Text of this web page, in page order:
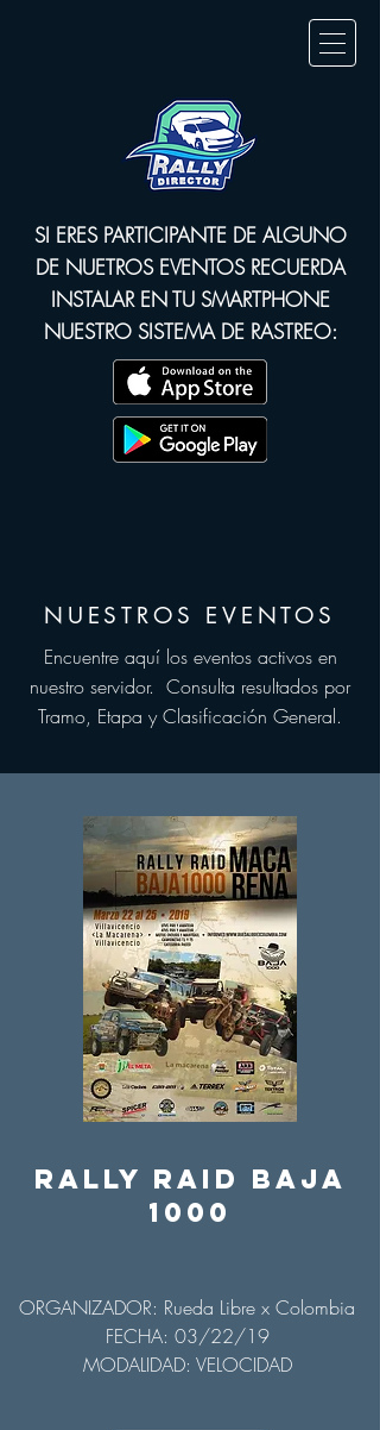
SI ERES PARTICIPANTE DE ALGUNO
DE NUETROS EVENTOS RECUERDA
INSTALAR EN TU SMARTPHONE
NUESTRO SISTEMA DE RASTREO:
NUESTROS EVENTOS
Encuentre aquí los eventos activos en
nuestro servidor. Consulta resultados por
Tramo, Etapa y Clasificación General.
RALLY Raid baja
1000
ORGANIZADOR: Rueda Libre x Colombia
FECHA: 03/22/19
MODALIDAD: VELOCIDAD